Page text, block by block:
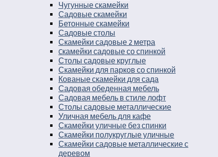
Чугунные скамейки
Садовые скамейки
Бетонные скамейки
Садовые столы
Скамейки садовые 2 метра
Cкамейки садовые со спинкой
Столы садовые круглые
Скамейки для парков со спинкой
Кованые скамейки для сада
Садовая обеденная мебель
Садовая мебель в стиле лофт
Столы садовые металлические
Уличная мебель для кафе
Скамейки уличные без спинки
Скамейки полукруглые уличные
Скамейки садовые металлические с
деревом